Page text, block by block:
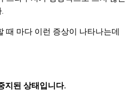
때 마다 이런 증상이 나타나는데
지된 상태입니다.